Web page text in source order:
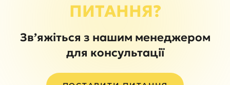
ПИТАННЯ?
Зв’яжіться з нашим менеджером
для консультації